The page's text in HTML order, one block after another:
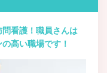
看護！職員さんは
高い職場です！